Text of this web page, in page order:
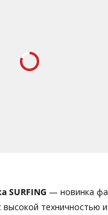
SURFING — новинка
высокой техничностью